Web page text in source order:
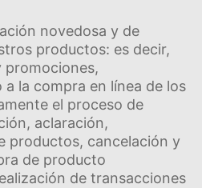
novedosa y de
productos: es decir,
promociones,
la compra en lí­nea de los
el proceso de
aclaración,
productos, cancelación y
de producto
de transacciones